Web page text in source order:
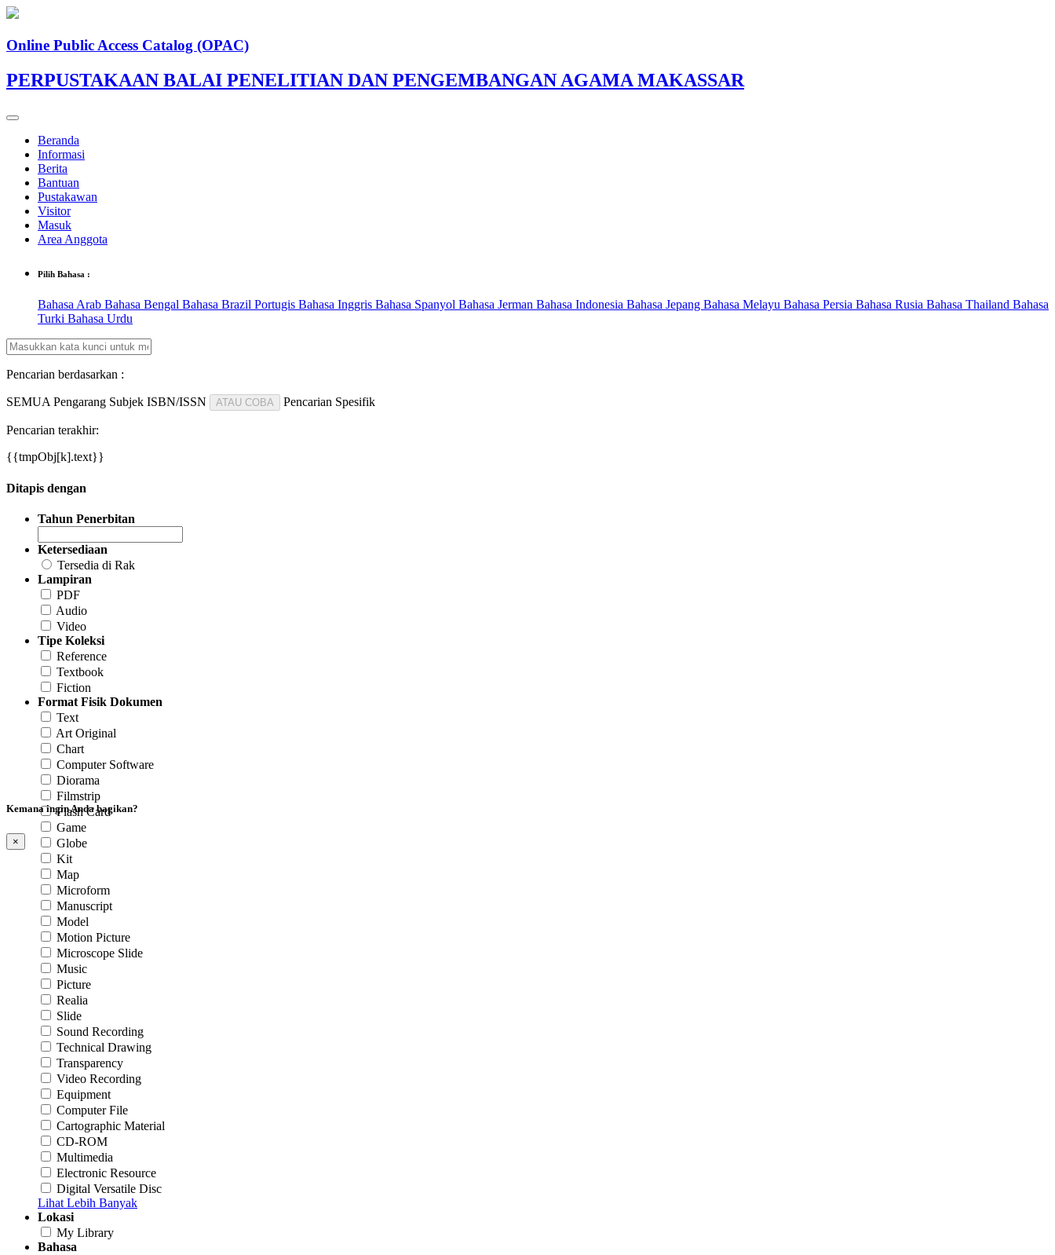
Online Public Access Catalog (OPAC)
PERPUSTAKAAN BALAI PENELITIAN DAN PENGEMBANGAN AGAMA MAKASSAR
Beranda
Informasi
Berita
Bantuan
Pustakawan
Visitor
Masuk
Area Anggota
Pilih Bahasa :
Bahasa Arab Bahasa Bengal Bahasa Brazil Portugis Bahasa Inggris Bahasa Spanyol Bahasa Jerman Bahasa Indonesia Bahasa Jepang Bahasa Melayu Bahasa Persia Bahasa Rusia Bahasa Thailand Bahasa
Turki Bahasa Urdu
Pencarian berdasarkan :
SEMUA Pengarang Subjek ISBN/ISSN ATAU COBA Pencarian Spesifik
Pencarian terakhir:
{{tmpObj[k].text}}
Ditapis dengan
Tahun Penerbitan
Ketersediaan
Tersedia di Rak
Lampiran
PDF
Audio
Video
Tipe Koleksi
Reference
Textbook
Fiction
Format Fisik Dokumen
Text
Art Original
Chart
Computer Software
Diorama
Filmstrip
Flash Card
Game
Globe
Kit
Map
Microform
Manuscript
Model
Motion Picture
Microscope Slide
Music
Picture
Realia
Slide
Sound Recording
Technical Drawing
Transparency
Video Recording
Equipment
Computer File
Cartographic Material
CD-ROM
Multimedia
Electronic Resource
Digital Versatile Disc
Lihat Lebih Banyak
Lokasi
My Library
Bahasa
Kemana ingin Anda bagikan?
×